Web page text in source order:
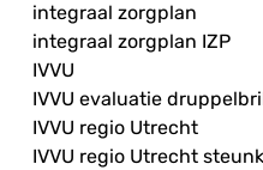
integraal zorgplan
integraal zorgplan IZP
IVVU
IVVU evaluatie
IVVU regio Utrecht
IVVU regio Utrecht